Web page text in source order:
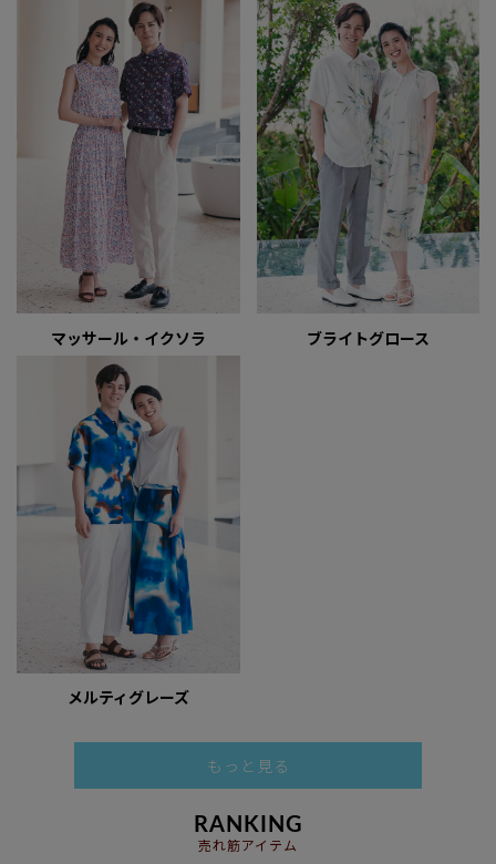
マッサール・イクソラ ブライトグロース
メルティグレーズ
もっと見る
RANKING
売れ筋アイテム